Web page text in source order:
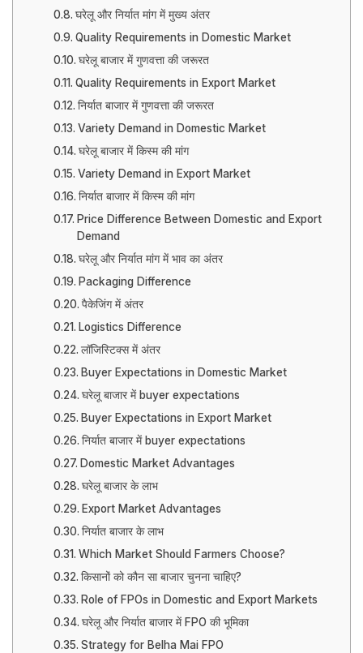
घरेलू और निर्यात मांग में मुख्य अंतर
Quality Requirements in Domestic Market
घरेलू बाजार में गुणवत्ता की जरूरत
Quality Requirements in Export Market
निर्यात बाजार में गुणवत्ता की जरूरत
Variety Demand in Domestic Market
घरेलू बाजार में किस्म की मांग
Variety Demand in Export Market
निर्यात बाजार में किस्म की मांग
Price Difference Between Domestic and Export
Demand
घरेलू और निर्यात मांग में भाव का अंतर
Packaging Difference
पैकेजिंग में अंतर
Logistics Difference
लॉजिस्टिक्स में अंतर
Buyer Expectations in Domestic Market
घरेलू बाजार में buyer expectations
Buyer Expectations in Export Market
निर्यात बाजार में buyer expectations
Domestic Market Advantages
घरेलू बाजार के लाभ
Export Market Advantages
निर्यात बाजार के लाभ
Which Market Should Farmers Choose?
किसानों को कौन सा बाजार चुनना चाहिए?
Role of FPOs in Domestic and Export Markets
घरेलू और निर्यात बाजार में FPO की भूमिका
Strategy for Belha Mai FPO